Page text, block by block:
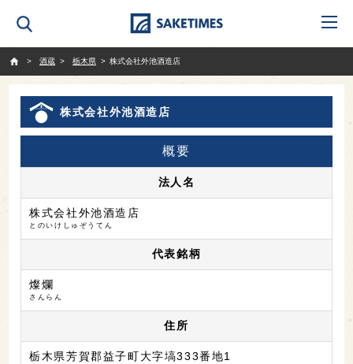
酒蔵
栃木県 株式会社外池酒造店
株式会社外池酒造店
概要
法人名
株式会社外池酒造店
とのいけしゅぞうてん
代表銘柄
燦爛
さんらん
住所
栃木県芳賀郡益子町大字塙333番地1